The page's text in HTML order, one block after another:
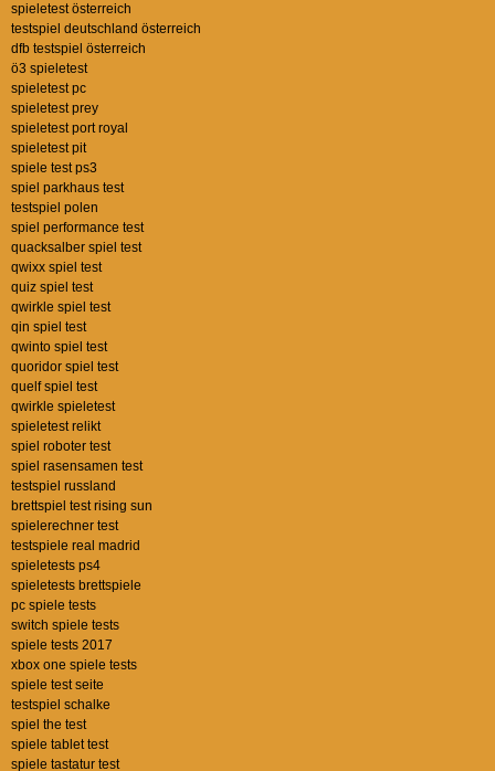
spieletest österreich
testspiel deutschland österreich
dfb testspiel österreich
ö3 spieletest
spieletest pc
spieletest prey
spieletest port royal
spieletest pit
spiele test ps3
spiel parkhaus test
testspiel polen
spiel performance test
quacksalber spiel test
qwixx spiel test
quiz spiel test
qwirkle spiel test
qin spiel test
qwinto spiel test
quoridor spiel test
quelf spiel test
qwirkle spieletest
spieletest relikt
spiel roboter test
spiel rasensamen test
testspiel russland
brettspiel test rising sun
spielerechner test
testspiele real madrid
spieletests ps4
spieletests brettspiele
pc spiele tests
switch spiele tests
spiele tests 2017
xbox one spiele tests
spiele test seite
testspiel schalke
spiel the test
spiele tablet test
spiele tastatur test